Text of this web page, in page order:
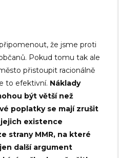
že jsme proti
Pokud tomu tak ale
přistoupit racionálně
to efektivní. Náklady
být větší než
poplatky se mají zrušit
existence
strany MMR, na které
další argument